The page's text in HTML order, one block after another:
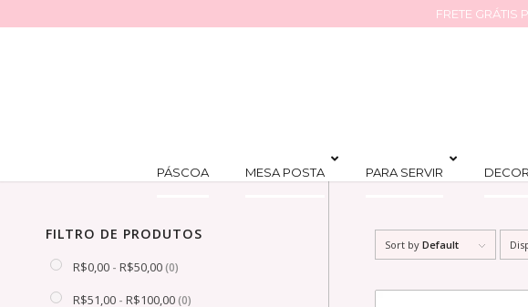
FRETE
PÁSCOA MESA POSTA PARA SERVIR
Sort by Default
FILTRO DE PRODUTOS
R$0,00 - R$50,00(0)
R$51,00 - R$100,00(0)